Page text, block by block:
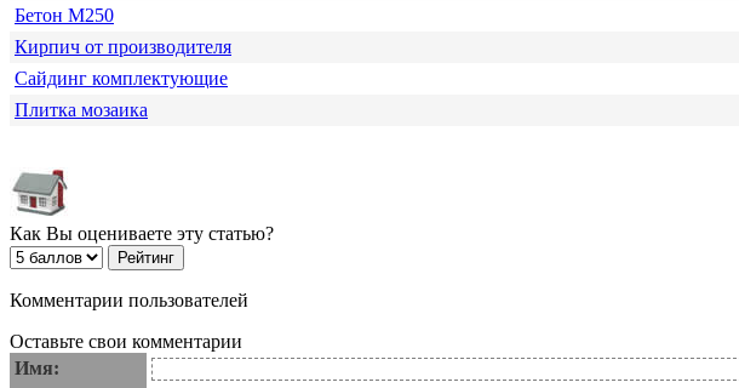
Бетон М250
Кирпич от производителя
Сайдинг комплектующие
Плитка мозаика
Как Вы оцениваете эту статью?
Комментарии пользователей
Оставьте свои комментарии
Имя: